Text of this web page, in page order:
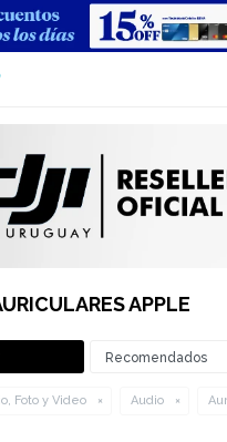
APPLE
Recomendados
Foto y Video Audio